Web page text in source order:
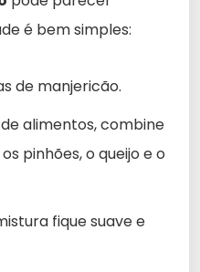
é bem simples:
de manjericão.
alimentos, combine
pinhões, o queijo e o
fique suave e